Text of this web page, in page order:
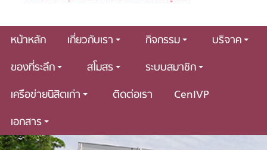
หน้าหลัก เกี่ยวกับเรา กิจกรรม
บริจาค
ของที่ระลึก
สโมสร
ระบบสมาชิก
เครือข่ายนิสิตเก่า
ติดต่อเรา
CenIVP
เอกสาร